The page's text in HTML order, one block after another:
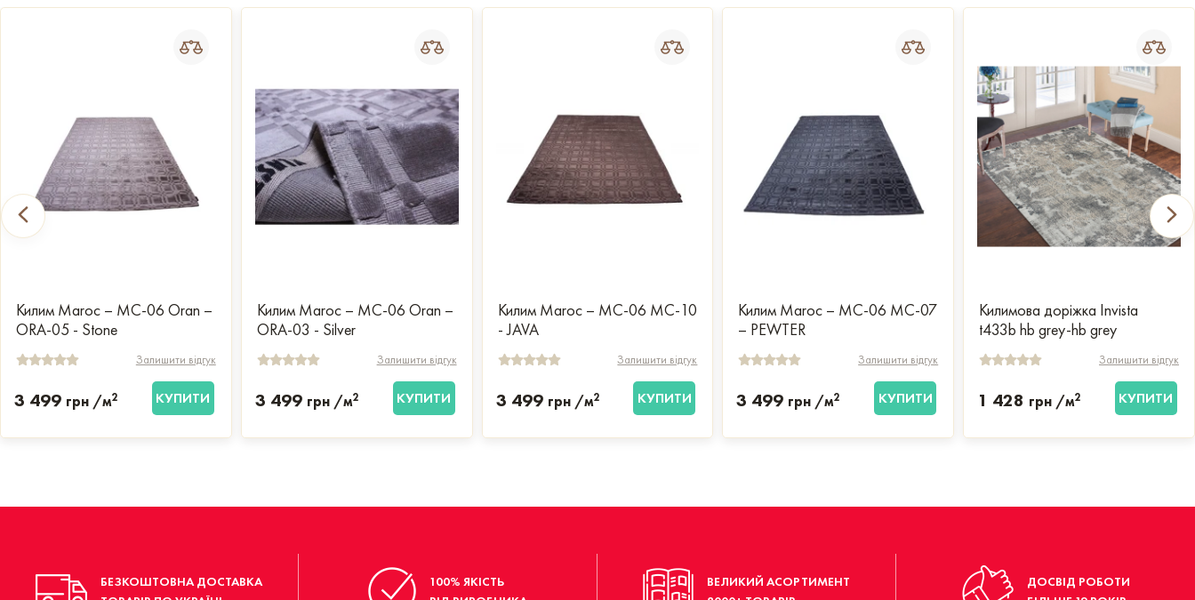
Килим Maroc – MC-06 Oran –
ORA-05 - Stone
Залишити відгук
3 499 грн /м2 КУПИТИ
Килим Maroc – MC-06 Oran –
ORA-03 - Silver
Залишити відгук
3 499 грн /м2 КУПИТИ
Килим Maroc – MC-06 MC-10
- JAVA
Залишити відгук
3 499 грн /м2 КУПИТИ
Килим Maroc – MC-06 MC-07
– PEWTER
Залишити відгук
3 499 грн /м2 КУПИТИ
Килимова доріжка Invista
t433b hb grey-hb grey
Залишити відгук
1 428 грн /м2 КУПИТИ
БЕЗКОШТОВНА ДОСТАВКА
100% ЯКІСТЬ
ВЕЛИКИЙ АСОРТИМЕНТ
ДОСВІД РОБОТИ